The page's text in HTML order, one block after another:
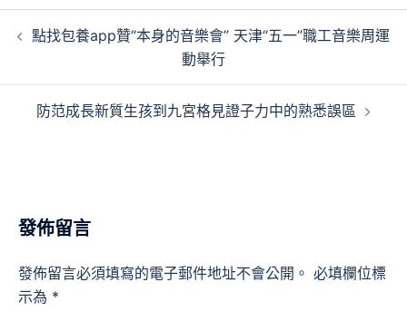
章 點找包養app贊“本身的音樂會” 天津“五一”職工音樂周運
動舉行
防范成長新質生孩到九宮格見證子力中的熟悉誤區
發佈留言
發佈留言必須填寫的電子郵件地址不會公開。 必填欄位標
示為 *